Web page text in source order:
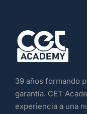
39 años formando
garantía. CET
experiencia a una